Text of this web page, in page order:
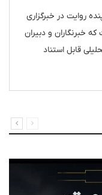
روایت در خبرگزاری
خبرنگاران و دبیران
قابل استناد